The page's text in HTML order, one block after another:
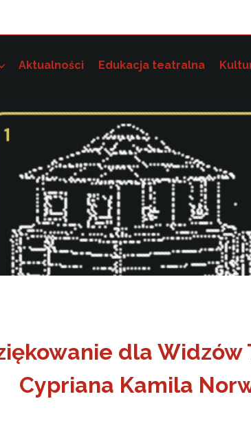
Aktualności Edukacja teatralna
szkoleniowo-grantowe
dostępność instytucji kultury i wdrażania
dla Widzów
Cypriana Kamila